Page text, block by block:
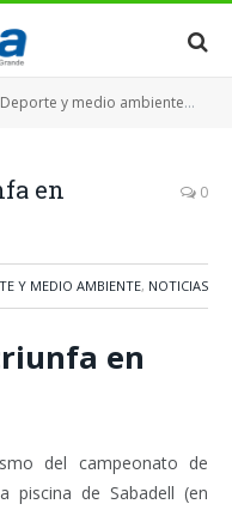
Deporte y medio ambiente
en
0
Y MEDIO AMBIENTE, NOTICIAS
en
del campeonato de
piscina de Sabadell (en